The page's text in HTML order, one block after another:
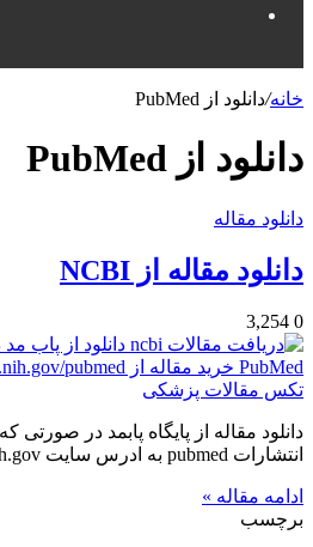
خانه/دانلود از PubMed
دانلود از PubMed
دانلود مقاله
دانلود مقاله از NCBI
0
دانلود مقاله از پایگاه پابمد در صورتی
انتشارات pubmed به ادرس سایت ncbi.nlm.nih.gov دارید،…
ادامه مقاله »
برچسب